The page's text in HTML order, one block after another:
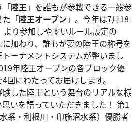
「陸王」を誰もが参戦できる一般参
た「陸王オープン 」。今年は7月18
り参加しやすいルール設定の
に加わり、誰もが夢の陸王の称号を
ーナメントシステムが整いまし
年陸王オープンの各ブロック優
回にわたってお届けします。
した陸王という舞台のリアルな様
いを語っていただきました！ 第1
系・利根川・印旛沼水系）優勝者